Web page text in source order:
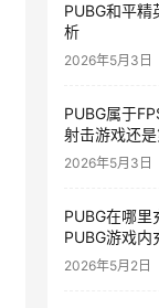
PUBG和平
析
2026年5月3日
PUBG属于
射击游戏还是
2026年5月3日
PUBG在哪
PUBG游戏
2026年5月2日